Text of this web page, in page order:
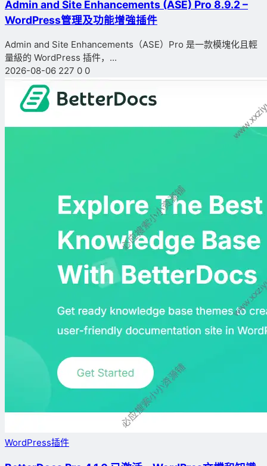
Admin and Site Enhancements (ASE) Pro 8.9.2 –
WordPress管理及功能增強插件
Admin and Site Enhancements（ASE）Pro 是一款模塊化且輕
量級的 WordPress 插件，...
2026-08-06 227 0 0
WordPress插件